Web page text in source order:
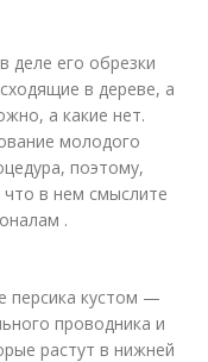
деле его обрезки
в дереве, а
а какие нет.
молодого
поэтому,
в нем смыслите
.
персика кустом —
проводника и
растут в нижней